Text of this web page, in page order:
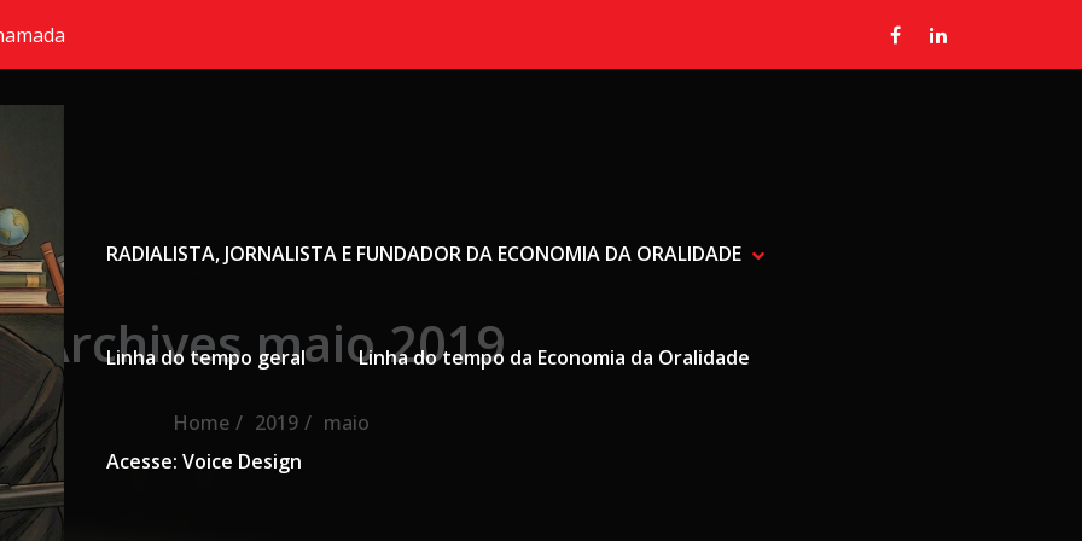
RADIALISTA, JORNALISTA E FUNDADOR DA ECONOMIA DA ORALIDADE SHOW RADIALISTA,
HIDE RADIALISTA, JORNALISTA
Linha do tempo geral Linha do tempo da Economia da Oralidade
Acesse: Voice Design
Archives maio 2019
Home 2019 maio